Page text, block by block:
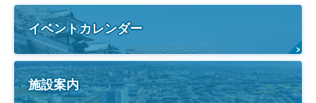
イベントカレンダー
施設案内